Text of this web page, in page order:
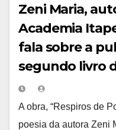
Zeni Maria,
Academia
fala sobre a
segundo livro
A obra, “Respiros de
poesia da autora Zeni